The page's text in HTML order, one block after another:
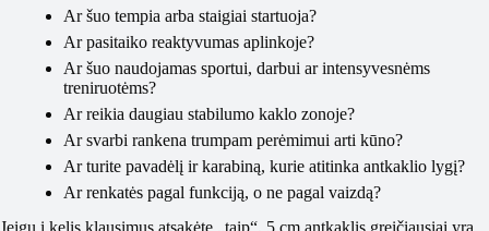
Ar šuo tempia arba staigiai startuoja?
Ar pasitaiko reaktyvumas aplinkoje?
Ar šuo naudojamas sportui, darbui ar intensyvesnėms
treniruotėms?
Ar reikia daugiau stabilumo kaklo zonoje?
Ar svarbi rankena trumpam perėmimui arti kūno?
Ar turite pavadėlį ir karabiną, kurie atitinka antkaklio lygį?
Ar renkatės pagal funkciją, o ne pagal vaizdą?
Jeigu į kelis klausimus atsakėte „taip“, 5 cm antkaklis greičiausiai yra